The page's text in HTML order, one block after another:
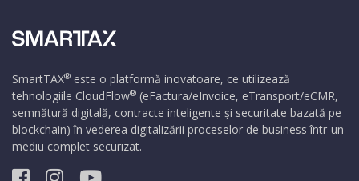
SmartTAX® este o platformă inovatoare, ce utilizează
tehnologiile CloudFlow® (eFactura/eInvoice, eTransport/eCMR,
semnătură digitală, contracte inteligente și securitate bazată pe
blockchain) în vederea digitalizării proceselor de business într-un
mediu complet securizat.